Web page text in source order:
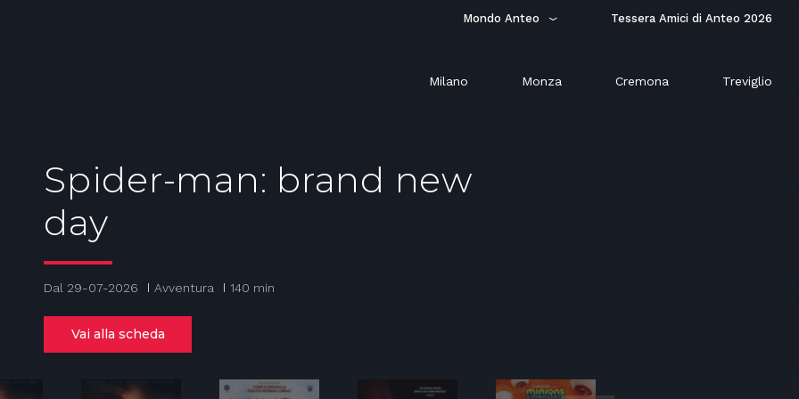
Mondo Anteo Tessera Amici di Anteo 2026
Milano Monza Cremona Treviglio
Spider-man: brand new
day
Dal 29-07-2026 Avventura 140 min
Vai alla scheda